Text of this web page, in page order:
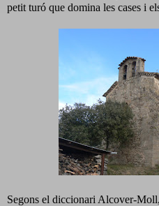
petit turó que domina les cases i
Segons el diccionari Alcover-